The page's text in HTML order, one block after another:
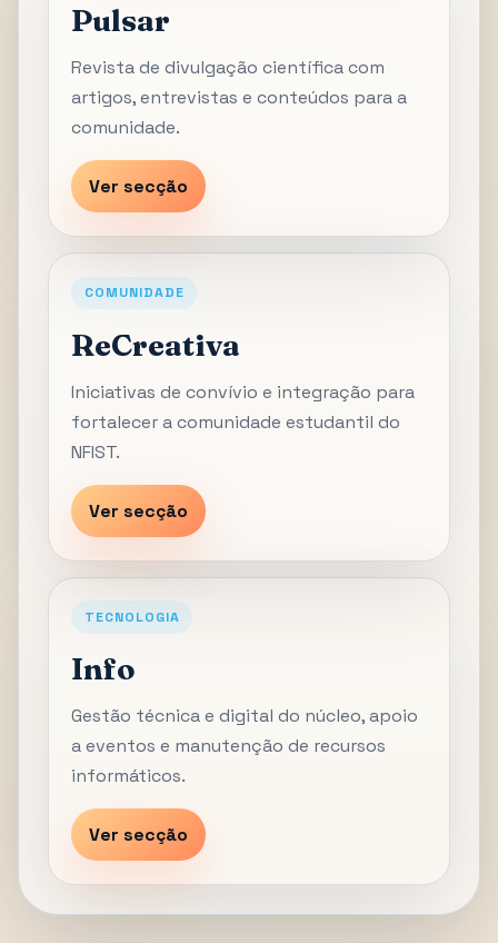
Pulsar
Revista de divulgação científica com
artigos, entrevistas e conteúdos para a
comunidade.
Ver secção
COMUNIDADE
ReCreativa
Iniciativas de convívio e integração para
fortalecer a comunidade estudantil do
NFIST.
Ver secção
TECNOLOGIA
Info
Gestão técnica e digital do núcleo, apoio
a eventos e manutenção de recursos
informáticos.
Ver secção